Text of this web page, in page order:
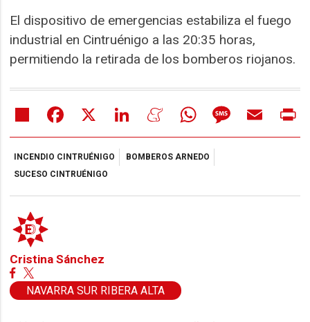
El dispositivo de emergencias estabiliza el fuego
industrial en Cintruénigo a las 20:35 horas,
permitiendo la retirada de los bomberos riojanos.
Share Facebook LinkedIn MeneameWhatsAppMessageEmail
INCENDIO CINTRUÉNIGO
BOMBEROS ARNEDO
SUCESO CINTRUÉNIGO
Cristina Sánchez
NAVARRA SUR RIBERA ALTA